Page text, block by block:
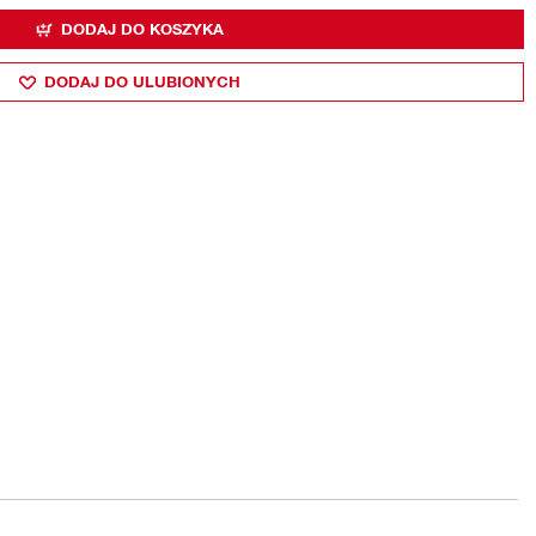
DODAJ DO KOSZYKA
DODAJ DO ULUBIONYCH